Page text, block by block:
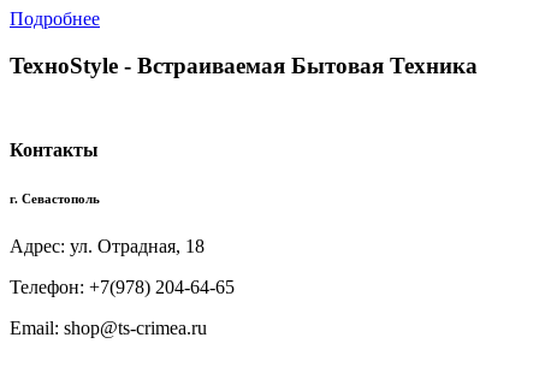
Подробнее
TexноStyle - Встраиваемая Бытовая Техника
Контакты
г. Севастополь
Адрес: ул. Отрадная, 18
Телефон: +7(978) 204-64-65
Email: shop@ts-crimea.ru